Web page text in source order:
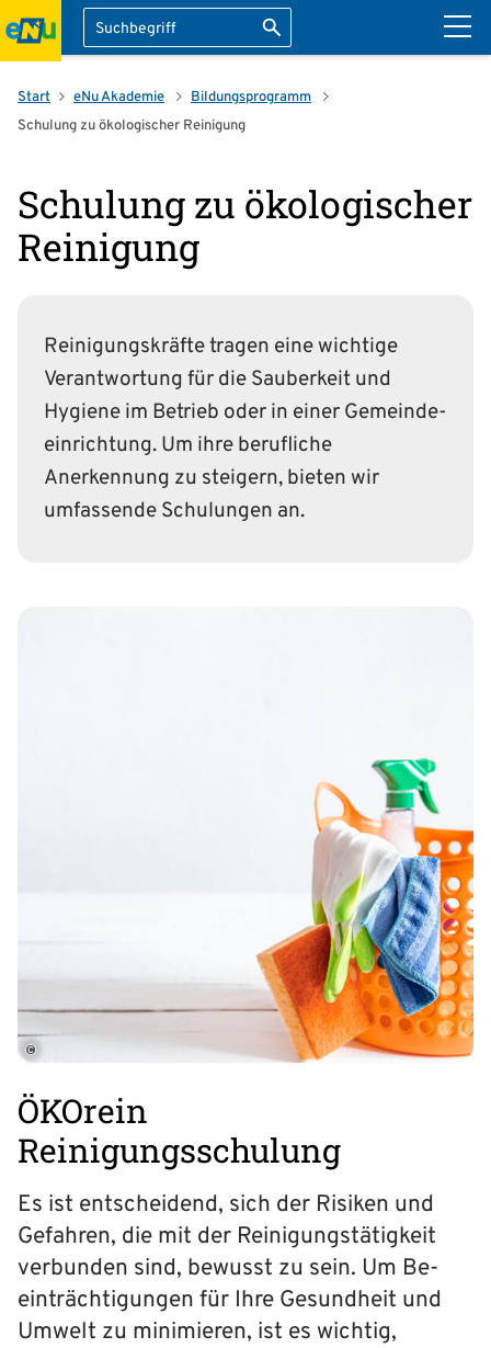
Suche Suche starten
überspringen
Start eNu Akademie
Bildungsprogramm
Schulung zu ökologischer Reinigung
Schulung zu ökologischer
Reinigung
Reinigungskräfte tragen eine wichtige
Verantwortung für die Sauberkeit und
Hygiene im Betrieb oder in einer Gemeinde­
einrichtung. Um ihre berufliche
Anerkennung zu steigern, bieten wir
umfassende Schulungen an.
©
ÖKOrein
Reinigungsschulung
Es ist entscheidend, sich der Risiken und
Gefahren, die mit der Reinigungstätigkeit
verbunden sind, bewusst zu sein. Um Be­
einträchtigungen für Ihre Gesundheit und
Umwelt zu minimieren, ist es wichtig,